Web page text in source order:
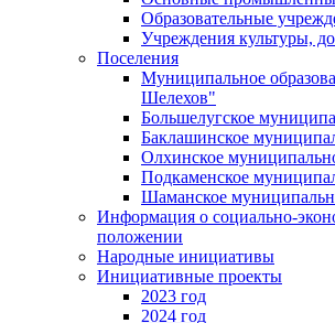
Образовательные
Учреждения культуры,
Поселения
Муниципальное
Шелехов"
Большелугское
Баклашинское
Олхинское
Подкаменское
Шаманское
Информация о социально-
положении
Народные инициативы
Инициативные проекты
2023 год
2024 год